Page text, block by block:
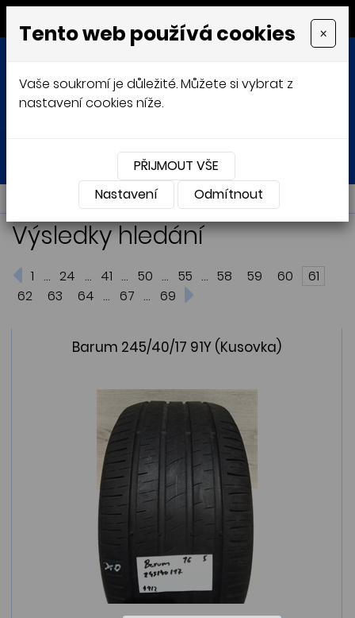
MENU
Přihlásit Košík
NABÍDKA
Výsledky hledání
1 ... 24 ... 41 ... 50 ... 55 ... 58 59 60
61
62
63 64 ... 67 ... 69
Barum 245/40/17 91Y (Kusovka)
Tento web používá cookies ×
Vaše soukromí je důležité. Můžete si vybrat z
nastavení cookies níže.
PŘIJMOUT VŠE
Nastavení
Odmítnout